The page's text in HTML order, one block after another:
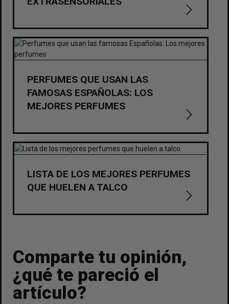
PERFUMES QUE USAN LAS
FAMOSAS ESPAÑOLAS: LOS
MEJORES PERFUMES
LISTA DE LOS MEJORES PERFUMES
QUE HUELEN A TALCO
Comparte tu opinión,
¿qué te pareció el
artículo?